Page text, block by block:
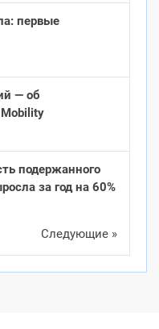
первые
— об
подержанного
за год на 60%
Следующие »